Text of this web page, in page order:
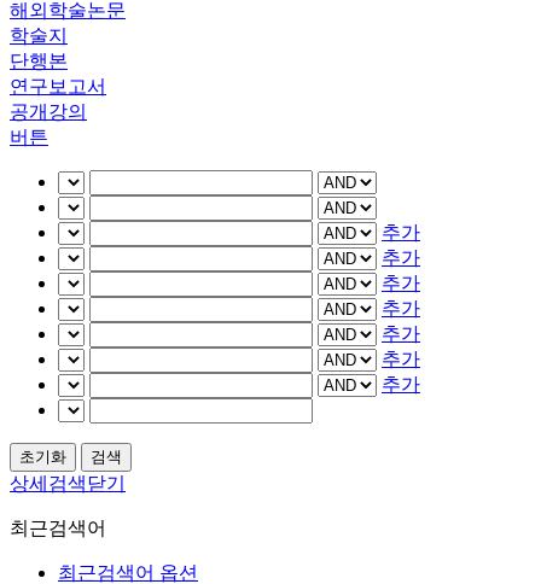
해외학술논문
학술지
단행본
연구보고서
공개강의
버튼
추가
추가
추가
추가
추가
추가
추가
상세검색닫기
최근검색어
최근검색어 옵션